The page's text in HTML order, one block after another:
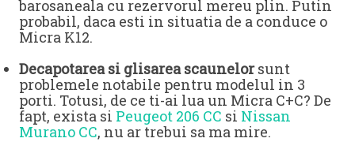
barosaneala cu rezervorul mereu plin. Putin
probabil, daca esti in situatia de a conduce o
Micra K12.
Decapotarea si glisarea scaunelorsunt
problemele notabile pentru modelul in 3
porti. Totusi, de ce ti-ai lua un Micra C+C? De
fapt, exista si Peugeot 206 CC si Nissan
Murano CC, nu ar trebui sa ma mire.